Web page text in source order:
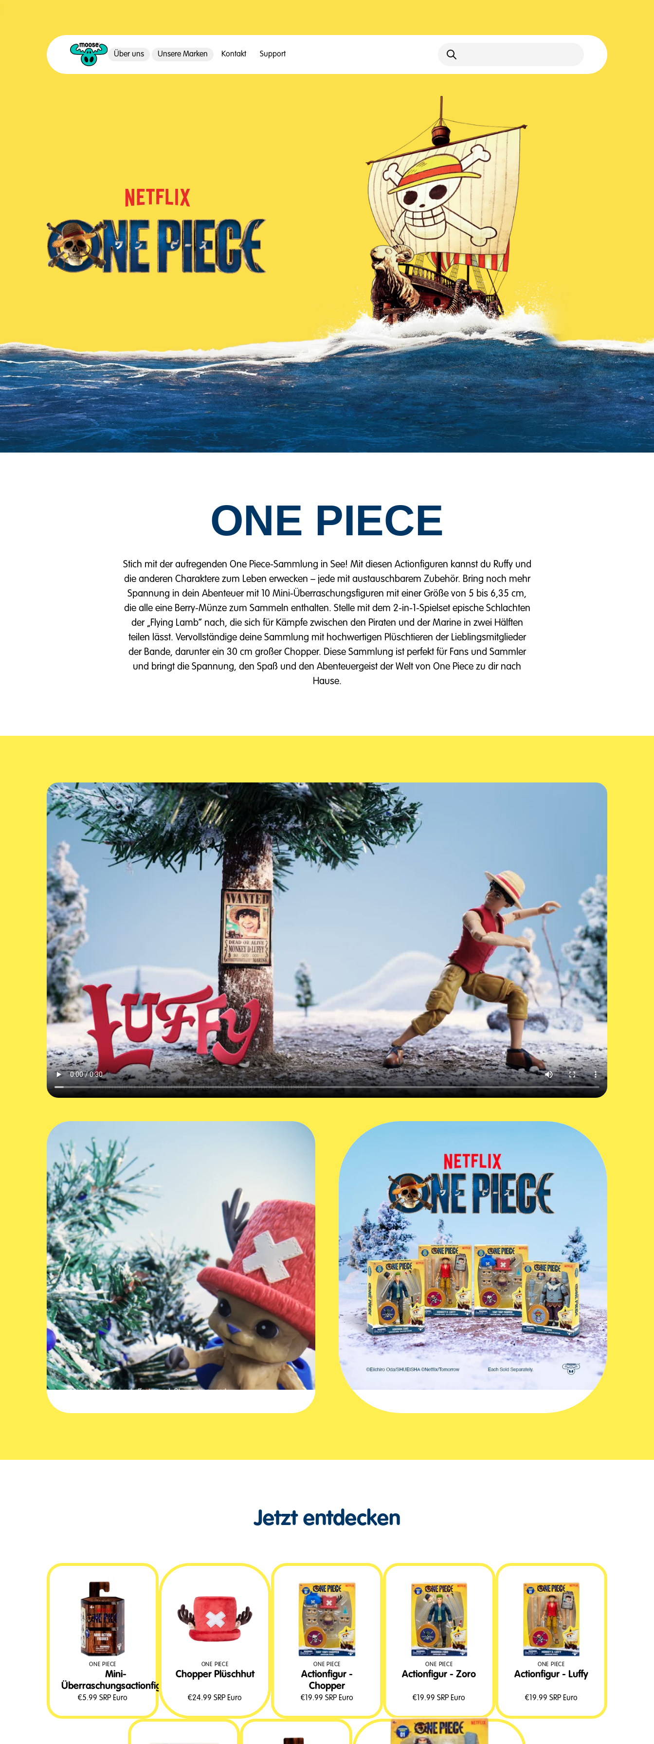
Über uns Unsere Marken Kontakt Support Suche öffnen
ONE PIECE
Stich mit der aufregenden One Piece-Sammlung in See! Mit diesen Actionfiguren kannst du Ruffy und
die anderen Charaktere zum Leben erwecken – jede mit austauschbarem Zubehör. Bring noch mehr
Spannung in dein Abenteuer mit 10 Mini-Überraschungsfiguren mit einer Größe von 5 bis 6,35 cm,
die alle eine Berry-Münze zum Sammeln enthalten. Stelle mit dem 2-in-1-Spielset epische Schlachten
der „Flying Lamb“ nach, die sich für Kämpfe zwischen den Piraten und der Marine in zwei Hälften
teilen lässt. Vervollständige deine Sammlung mit hochwertigen Plüschtieren der Lieblingsmitglieder
der Bande, darunter ein 30 cm großer Chopper. Diese Sammlung ist perfekt für Fans und Sammler
und bringt die Spannung, den Spaß und den Abenteuergeist der Welt von One Piece zu dir nach
Hause.
Jetzt entdecken
Mini-
Überraschungsactionfigur
ONE PIECE
€5.99 SRP Euro
Chopper Plüschhut
ONE PIECE
€24.99 SRP Euro
Actionfigur -
Chopper
ONE PIECE
€19.99 SRP Euro
Actionfigur - Zoro
ONE PIECE
€19.99 SRP Euro
Actionfigur - Luffy
ONE PIECE
€19.99 SRP Euro